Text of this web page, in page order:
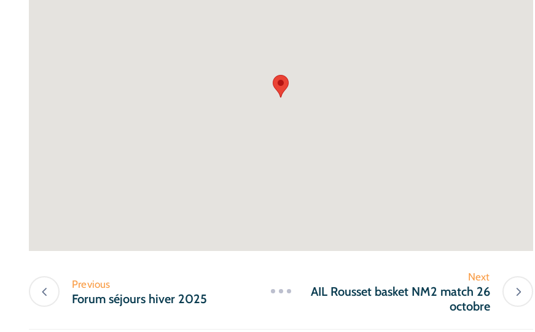
Previous
Forum séjours hiver 2025
Next
AIL Rousset basket NM2 match 26
octobre